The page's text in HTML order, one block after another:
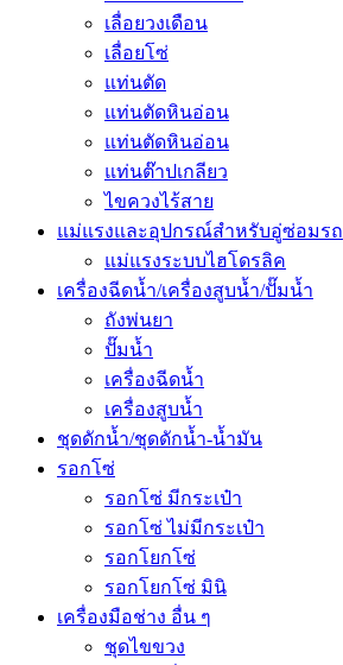
เลื่อยวงเดือน
เลื่อยโซ่
แท่นตัด
แท่นตัดหินอ่อน
แท่นตัดหินอ่อน
แท่นต๊าปเกลียว
ไขควงไร้สาย
แม่แรงและอุปกรณ์สำหรับอู่ซ่อมรถ
แม่แรงระบบไฮโดรลิค
เครื่องฉีดน้ำ/เครื่องสูบน้ำ/ปั๊มน้ำ
ถังพ่นยา
ปั๊มน้ำ
เครื่องฉีดน้ำ
เครื่องสูบน้ำ
ชุดดักน้ำ/ชุดดักน้ำ-น้ำมัน
รอกโซ่
รอกโซ่ มีกระเป๋า
รอกโซ่ ไม่มีกระเป๋า
รอกโยกโซ่
รอกโยกโซ่ มินิ
เครื่องมือช่าง อื่น ๆ
ชุดไขขวง